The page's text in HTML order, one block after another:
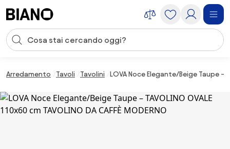
Input della ricerca
Arredamento Tavoli Tavolini LOVA Noce Elegante/Beige Taupe –